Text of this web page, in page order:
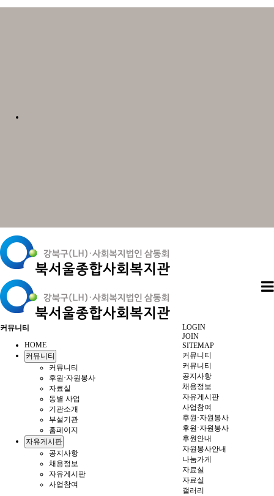
LOGIN
JOIN
SITEMAP
커뮤니티
커뮤니티
공지사항
채용정보
자유게시판
사업참여
후원·자원봉사
후원·자원봉사
후원안내
자원봉사안내
나눔가게
자료실
자료실
갤러리
커뮤니티
HOME
커뮤니티
커뮤니티
후원·자원봉사
자료실
동별 사업
기관소개
부설기관
홈페이지
자유게시판
공지사항
채용정보
자유게시판
사업참여